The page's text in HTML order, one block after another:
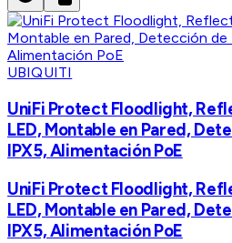
UBIQUITI
UniFi Protect Floodlight,
LED, Montable en Pared,
IPX5, Alimentación PoE
UniFi Protect Floodlight,
LED, Montable en Pared,
IPX5, Alimentación PoE